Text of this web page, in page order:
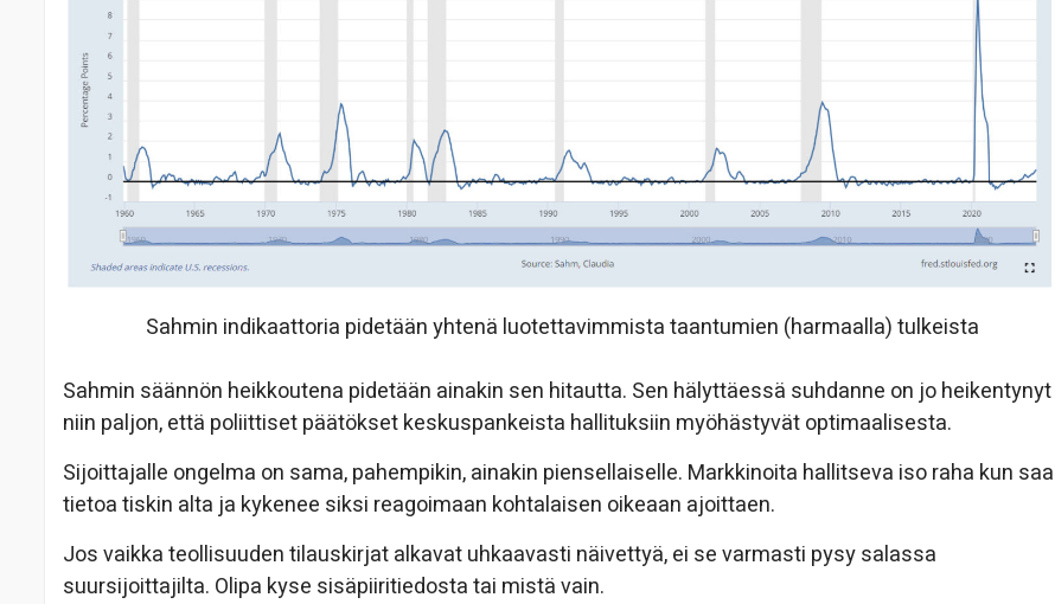
Sahmin indikaattoria pidetään yhtenä luotettavimmista taantumien (harmaalla) tulkeista
Sahmin säännön heikkoutena pidetään ainakin sen hitautta. Sen hälyttäessä suhdanne on jo heikentynyt
niin paljon, että poliittiset päätökset keskuspankeista hallituksiin myöhästyvät optimaalisesta.
Sijoittajalle ongelma on sama, pahempikin, ainakin piensellaiselle. Markkinoita hallitseva iso raha kun saa
tietoa tiskin alta ja kykenee siksi reagoimaan kohtalaisen oikeaan ajoittaen.
Jos vaikka teollisuuden tilauskirjat alkavat uhkaavasti näivettyä, ei se varmasti pysy salassa
suursijoittajilta. Olipa kyse sisäpiiritiedosta tai mistä vain.